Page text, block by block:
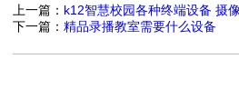
上一篇： k12智慧校园各种终端设备 摄
下一篇： 精品录播教室需要什么设备